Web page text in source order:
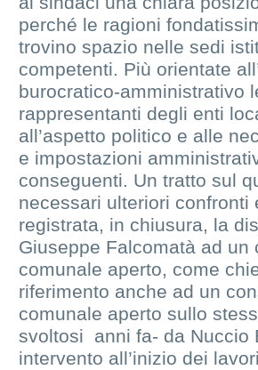
perché le ragioni
trovino spazio nelle sedi
competenti. Più orientate
burocratico-amministrativo
rappresentanti degli enti
all’aspetto politico e alle
e impostazioni
conseguenti. Un tratto sul
necessari ulteriori confronti
registrata, in chiusura, la
Giuseppe Falcomatà ad un
comunale aperto, come
riferimento anche ad un
comunale aperto sullo
svoltosi anni fa- da Nuccio
intervento all’inizio dei